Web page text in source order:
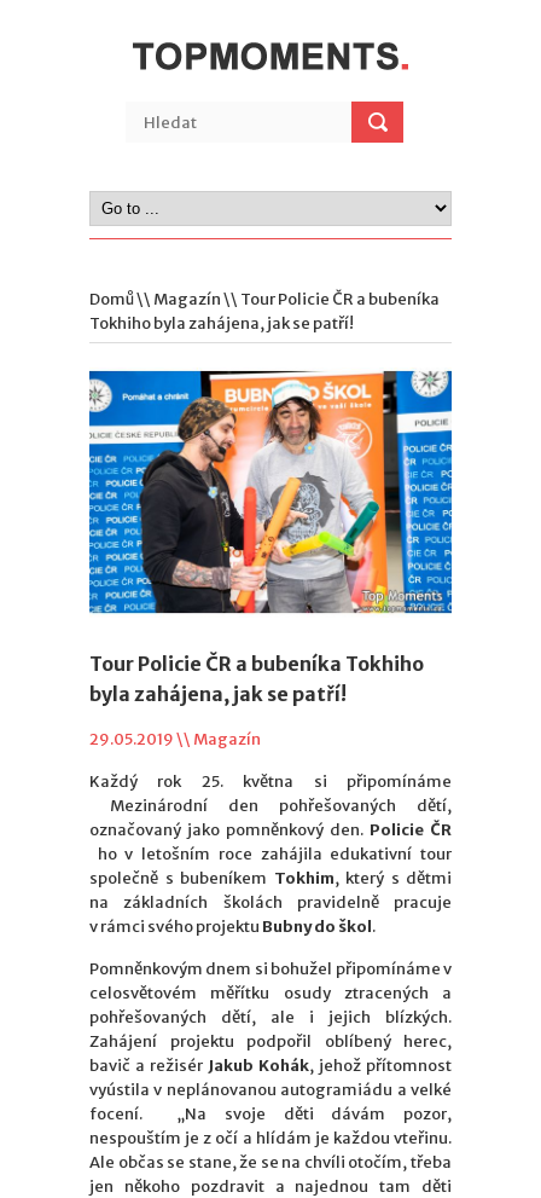
Domů\\ Magazín\\ Tour Policie ČR a bubeníka
Tokhiho byla zahájena, jak se patří!
Tour Policie ČR a bubeníka Tokhiho
byla zahájena, jak se patří!
29.05.2019 \\ Magazín
Každý rok 25. května si připomínáme
Mezinárodní den pohřešovaných dětí,
označovaný jako pomněnkový den. Policie ČR
ho v letošním roce zahájila edukativní tour
společně s bubeníkem Tokhim, který s dětmi
na základních školách pravidelně pracuje
v rámci svého projektu Bubny do škol.
Pomněnkovým dnem si bohužel připomínáme v
celosvětovém měřítku osudy ztracených a
pohřešovaných dětí, ale i jejich blízkých.
Zahájení projektu podpořil oblíbený herec,
bavič a režisér Jakub Kohák, jehož přítomnost
vyústila v neplánovanou autogramiádu a velké
focení. „Na svoje děti dávám pozor,
nespouštím je z očí a hlídám je každou vteřinu.
Ale občas se stane, že se na chvíli otočím, třeba
jen někoho pozdravit a najednou tam děti